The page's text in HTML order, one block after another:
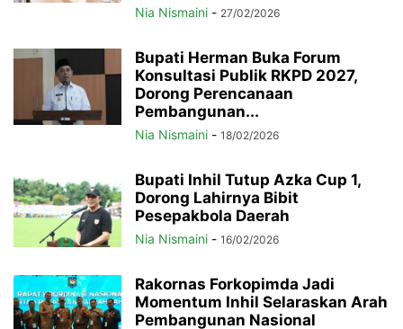
Nia Nismaini - 27/02/2026
Bupati Herman Buka Forum
Konsultasi Publik RKPD 2027,
Dorong Perencanaan
Pembangunan...
Nia Nismaini - 18/02/2026
Bupati Inhil Tutup Azka Cup 1,
Dorong Lahirnya Bibit
Pesepakbola Daerah
Nia Nismaini - 16/02/2026
Rakornas Forkopimda Jadi
Momentum Inhil Selaraskan Arah
Pembangunan Nasional